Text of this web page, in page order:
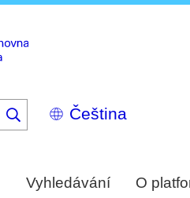
Select
your
Vyhledávání O